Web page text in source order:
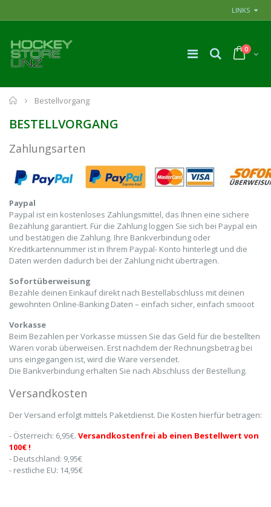
LINKS
0
Home
Bestellvorgang
BESTELLVORGANG
Zahlungsarten
Paypal
Paypal ist ein kostenloses Zahlungsmittel, das Ihnen eine sichere
Bezahlung garantiert. Für die Zahlung loggen Sie sich bei Paypal ein
und bestätigen die Zahlung. Ihre Bankverbindung oder
Kreditkartennummer ist in Ihrem Paypal- Konto hinterlegt und die
Daten werden dadurch bei der Zahlung nicht übertragen.
Sofortüberweisung
Bezahle deinen Einkauf direkt nach Bestellabschluss mit deinen
gewohnten Online-Banking Daten – einfach sicher, einfach smooot
Vorkasse
Beim Bezahlen per Vorkasse müssen Sie das Geld für die bestellten
Waren vorab überweisen. Erst nachdem der Rechnungsbetrag bei
uns eingegangen ist, wird die Ware versendet.
Die Bankverbindung erhalten Sie nach Abschluss der Bestellung.
Versandkosten
Der Versand erfolgt mittels Paketdienst. Die Kosten hierfür betragen:
- Österreich: 6,95€. Versandkostenfrei ab einen Bestellwert von
100€ !
- Deutschland: 9,95€
- restliche EU: 14,95€